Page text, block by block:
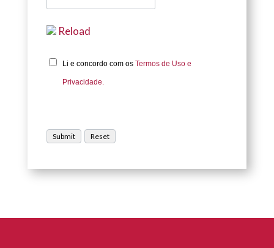
Reload
Li e concordo com os Termos de Uso e
Privacidade.